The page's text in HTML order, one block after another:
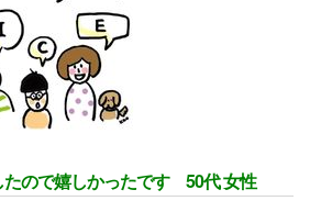
たので嬉しかったです 50代 女性